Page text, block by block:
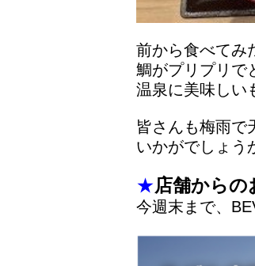
前から食べてみ
鯛がプリプリで
温泉に美味しい
皆さんも梅雨で
いかがでしょう
★店舗からの
今週末まで、